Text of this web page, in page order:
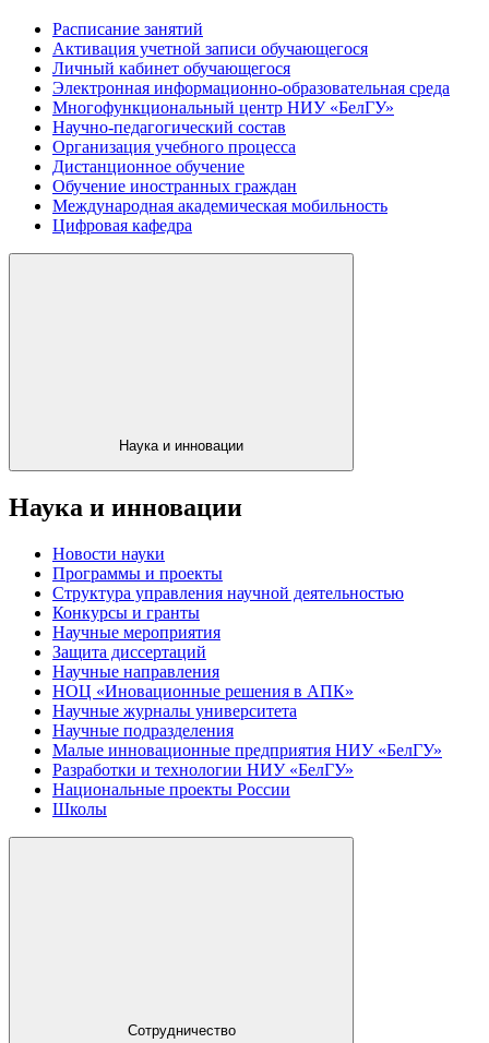
Расписание занятий
Активация учетной записи обучающегося
Личный кабинет обучающегося
Электронная информационно-образовательная среда
Многофункциональный центр НИУ «БелГУ»
Научно-педагогический состав
Организация учебного процесса
Дистанционное обучение
Обучение иностранных граждан
Международная академическая мобильность
Цифровая кафедра
Наука и инновации
Наука и инновации
Новости науки
Программы и проекты
Структура управления научной деятельностью
Конкурсы и гранты
Научные мероприятия
Защита диссертаций
Научные направления
НОЦ «Иновационные решения в АПК»
Научные журналы университета
Научные подразделения
Малые инновационные предприятия НИУ «БелГУ»
Разработки и технологии НИУ «БелГУ»
Национальные проекты России
Школы
Сотрудничество